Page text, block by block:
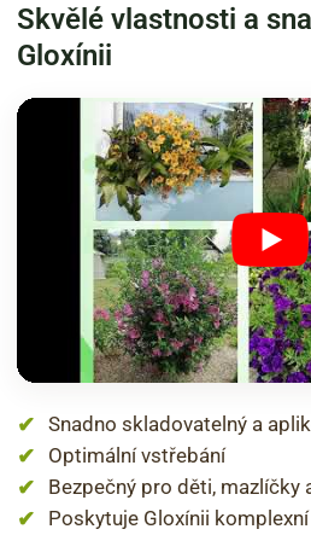
Skvělé vlastnosti a
Gloxínii
Snadno skladovatelný a
Optimální vstřebání
Bezpečný pro děti, mazlíčky
Poskytuje Gloxínii komplexní